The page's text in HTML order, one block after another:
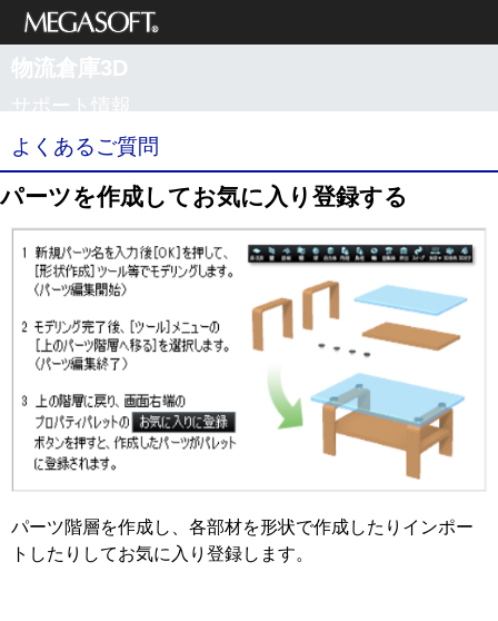
メガソフト株式
会社
物流倉庫3D
サポート情報
よくあるご質問
パーツを作成してお気に入り登録する
パーツ階層を作成し、各部材を形状で作成したりインポー
トしたりしてお気に入り登録します。